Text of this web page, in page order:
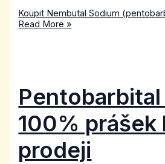
Koupit Nembutal Sodium
Read More »
100% prášek
prodeji